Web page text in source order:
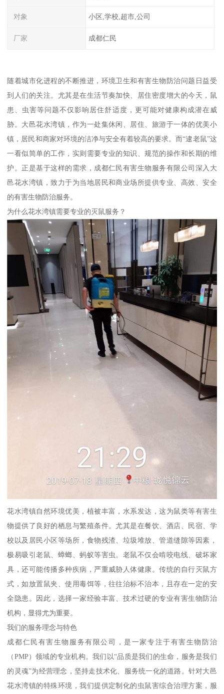
对象 小区,学校,超市,公司
厂家 成都仁民
随着城市化进程的不断推进，环境卫生和有害生物防治问题日益受
到人们的关注。尤其是在生活节奏加快、居住密度增大的今天，鼠
患、虫害等问题不仅影响居住舒适度，更可能对健康构成潜在威
胁。大邑花水湾镇，作为一处集休闲、居住、旅游于一体的优美小
镇，居民和商家对环境的洁净与安全有着较高的要求。而“逮老鼠”这
一看似简单的工作，实则需要专业的知识、规范的操作和长期的维
护。正是基于这样的需求，成都仁民有害生物服务有限公司深入大
邑花水湾镇，致力于为当地居民和商业场所提供专业、高效、安全
的有害生物防治服务。
为什么花水湾镇需要专业的灭鼠服务？
花水湾镇自然环境优美，植被丰富，水系发达，这为鼠类等有害生
物提供了良好的栖息与繁殖条件。尤其是在餐饮、酒店、民宿、学
校以及居民小区等场所，食物残渣、垃圾堆放、管道缝隙等因素，
极易吸引老鼠、蟑螂、蚂蚁等害虫。老鼠不仅会啃咬电线、破坏家
具，还可能传播多种疾病，严重威胁人体健康。传统的自行灭鼠方
式，如放置鼠夹、使用毒饵等，往往治标不治本，且存在一定的安
全隐患。因此，选择一家经验丰富、技术过硬的专业有害生物防治
机构，显得尤为重要。
我们的服务理念与特色
成都仁民有害生物服务有限公司，是一家专注于有害生物防治
（PMP）领域的专业机构。我们以“品质是我们的生命，服务是我们
的灵魂”为经营理念，坚持走技术化、服务统一化的道路。针对大邑
花水湾镇的特殊环境，我们提供定制化的虫鼠害综合治理方案，服